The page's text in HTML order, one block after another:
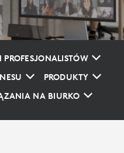
PRODUKTY
NA BIURKO